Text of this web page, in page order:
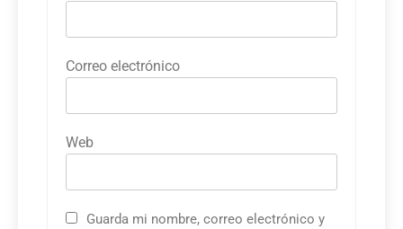
Correo electrónico
Web
Guarda mi nombre, correo electrónico y